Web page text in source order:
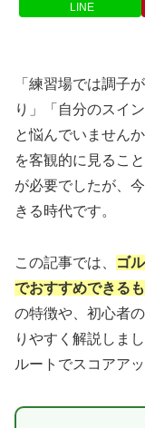
LINE
「練習場では調子
り」「自分のスイ
と悩んでいません
を客観的に見るこ
が必要でしたが、
きる時代です。
この記事では、
ゴ
でおすすめできる
の特徴や、初心者
りやすく解説しま
ルートでスコアア